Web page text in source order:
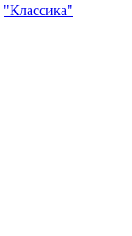
"Классика"